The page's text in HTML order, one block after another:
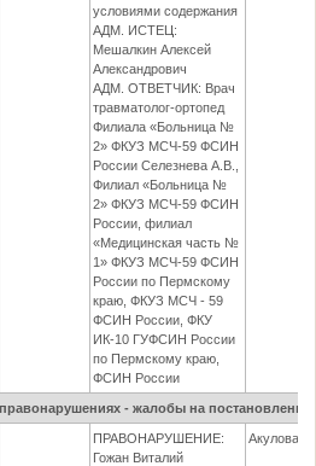
условиями содержания
АДМ. ИСТЕЦ:
Мешалкин Алексей
Александрович
АДМ. ОТВЕТЧИК: Врач
травматолог-ортопед
Филиала «Больница №
2» ФКУЗ МСЧ-59 ФСИН
России Селезнева А.В.,
Филиал «Больница №
2» ФКУЗ МСЧ-59 ФСИН
России, филиал
«Медицинская часть №
1» ФКУЗ МСЧ-59 ФСИН
России по Пермскому
краю, ФКУЗ МСЧ - 59
ФСИН России, ФКУ
ИК-10 ГУФСИН России
по Пермскому краю,
ФСИН России
- жалобы на постановления
ПРАВОНАРУШЕНИЕ:
Гожан Виталий
Акулова